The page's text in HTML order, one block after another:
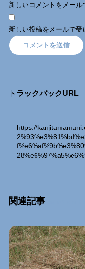
新しいコメントをメール
新しい投稿をメールで受
トラックバックURL
https://
関連記事Relation